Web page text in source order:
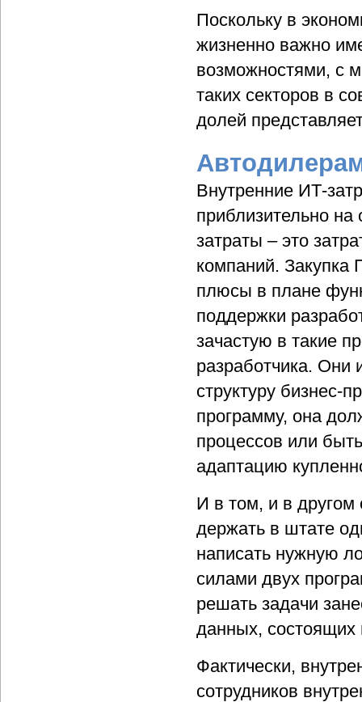
Поскольку в
жизненно важно
возможностями, с
таких секторов в
долей
Внутренние ИТ-
приблизительно
затраты – это
компаний. Закупка
плюсы в плане
поддержки
зачастую в такие
разработчика. Они
структуру бизнес-
программу, она
процессов или
адаптацию
И в том, и в другом
держать в штате
написать нужную
силами двух
решать задачи
данных, состоящих
Фактически,
сотрудников